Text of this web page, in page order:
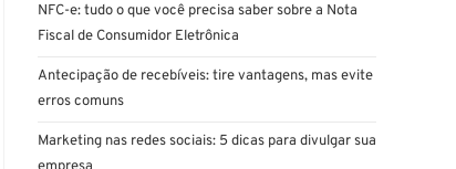
NFC-e: tudo o que você precisa saber sobre a Nota
Fiscal de Consumidor Eletrônica
Antecipação de recebíveis: tire vantagens, mas evite
erros comuns
Marketing nas redes sociais: 5 dicas para divulgar sua